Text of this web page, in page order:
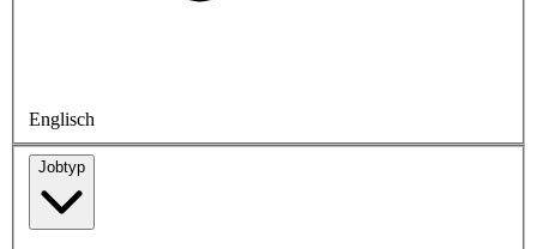
Englisch
Jobtyp